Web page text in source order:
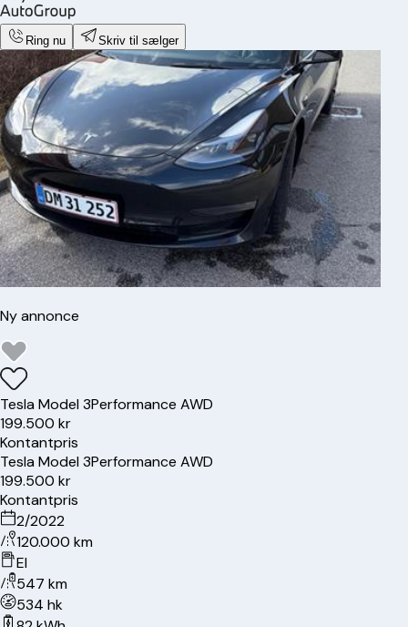
Ring nu Skriv til sælger
Ny annonce
TeslaModel 3Performance AWD
199.500 kr
Kontantpris
TeslaModel 3Performance AWD
199.500 kr
Kontantpris
2/2022
120.000 km
El
547 km
534 hk